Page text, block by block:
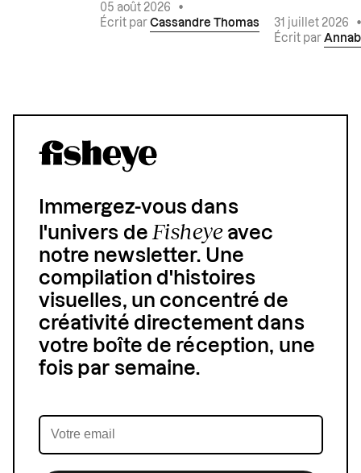
05 août 2026
•
Écrit par Cassandre Thomas 31 juillet 2026
Écrit par
Immergez-vous dans
l'univers de Fisheyeavec
notre newsletter. Une
compilation d'histoires
visuelles, un concentré de
créativité directement dans
votre boîte de réception, une
fois par semaine.